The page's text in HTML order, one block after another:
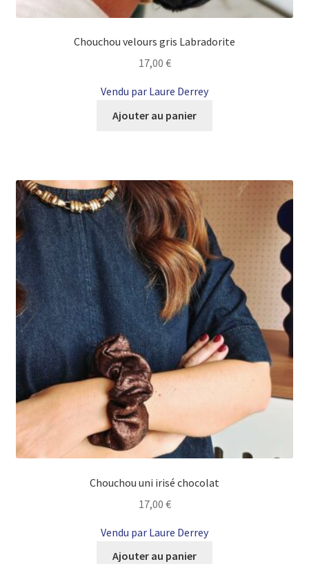
Chouchou velours gris Labradorite
17,00 €
Vendu par Laure Derrey
Ajouter au panier
Chouchou uni irisé chocolat
17,00 €
Vendu par Laure Derrey
Ajouter au panier